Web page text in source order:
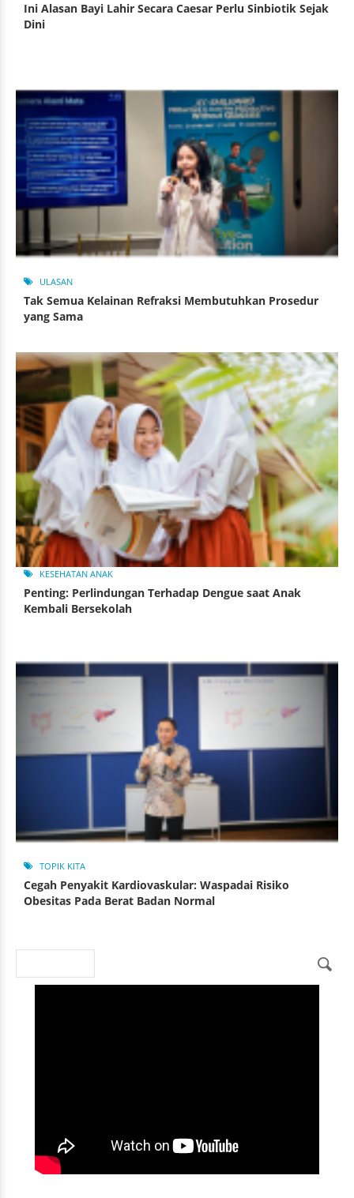
Ini Alasan Bayi Lahir Secara Caesar Perlu Sinbiotik Sejak
Dini
ULASAN
Tak Semua Kelainan Refraksi Membutuhkan Prosedur
yang Sama
KESEHATAN ANAK
Penting: Perlindungan Terhadap Dengue saat Anak
Kembali Bersekolah
TOPIK KITA
Cegah Penyakit Kardiovaskular: Waspadai Risiko
Obesitas Pada Berat Badan Normal
Search form